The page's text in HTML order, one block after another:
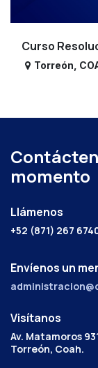
Curso
Torreón
momento
Llámenos
+52 (871) 267
Envíenos un
Visítanos
Av. Matamoros
Torreón, Coah.